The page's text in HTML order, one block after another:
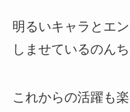
明るいキャラとエ
しませているのんち
これからの活躍も